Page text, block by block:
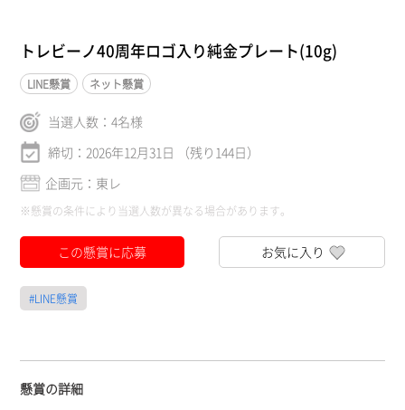
トレビーノ40周年ロゴ入り純金プレート(10g)
LINE懸賞 ネット懸賞
当選人数：4名様
締切：2026年12月31日 （残り144日）
企画元：東レ
※懸賞の条件により当選人数が異なる場合があります。
この懸賞に応募 お気に入り
#LINE懸賞
懸賞の詳細